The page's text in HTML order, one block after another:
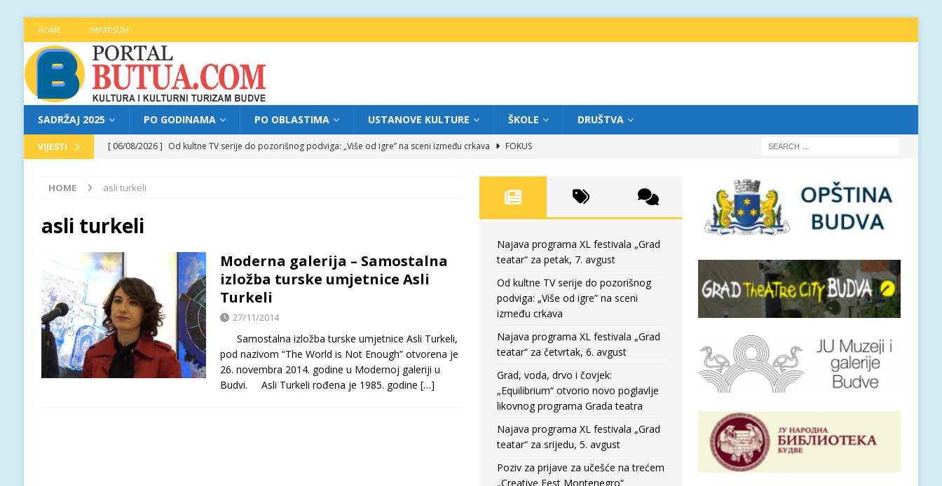
HOME IMPRESUM
SADRŽAJ 2025 PO GODINAMA PO OBLASTIMA USTANOVE KULTURE ŠKOLE DRUŠTVA
VIJESTI [ 06/08/2026 ] Od kultne TV serije do pozorišnog podviga: „Više od igre” na sceni između crkava
FOKUS
[ 05/08/2026 ]
Grad, voda, drvo i čovjek: „Equilibrium“ otvorio novo poglavlje likovnog programa Grada teatra
FOKUS
[ 04/08/2026 ]
HOME asli turkeli
asli turkeli
Moderna galerija – Samostalna
izložba turske umjetnice Asli
Turkeli
27/11/2014
Samostalna izložba turske umjetnice Asli Turkeli,
pod nazivom “The World is Not Enough” otvorena je
26. novembra 2014. godine u Modernoj galeriji u
Budvi. Asli Turkeli rođena je 1985. godine […]
Najava programa XL festivala „Grad
teatar“ za petak, 7. avgust
Od kultne TV serije do pozorišnog
podviga: „Više od igre” na sceni
između crkava
Najava programa XL festivala „Grad
teatar“ za četvrtak, 6. avgust
Grad, voda, drvo i čovjek:
„Equilibrium“ otvorio novo poglavlje
likovnog programa Grada teatra
Najava programa XL festivala „Grad
teatar“ za srijedu, 5. avgust
Poziv za prijave za učešće na trećem
„Creative Fest Montenegro“